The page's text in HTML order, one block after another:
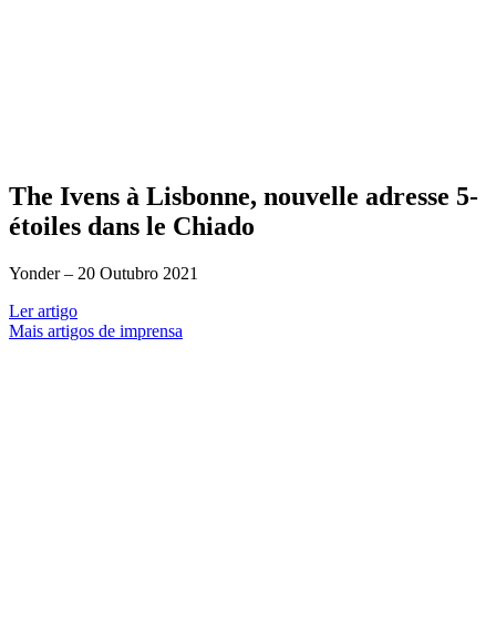
The Ivens à Lisbonne, nouvelle adresse 5-
étoiles dans le Chiado
Yonder – 20 Outubro 2021
Ler artigo
Mais artigos de imprensa